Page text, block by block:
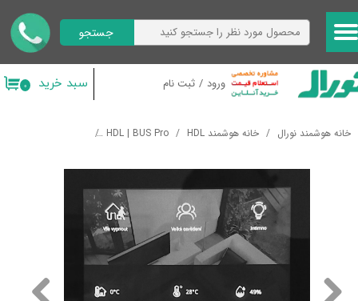
ورود / ثبت نام
حساب کاربری من
تغییر گذر واژه
خروج از حساب کاربری
جستجو
۰ سبد خرید
خانه هوشمند نورال خانه هوشمند HDL HDL | BUS Pro